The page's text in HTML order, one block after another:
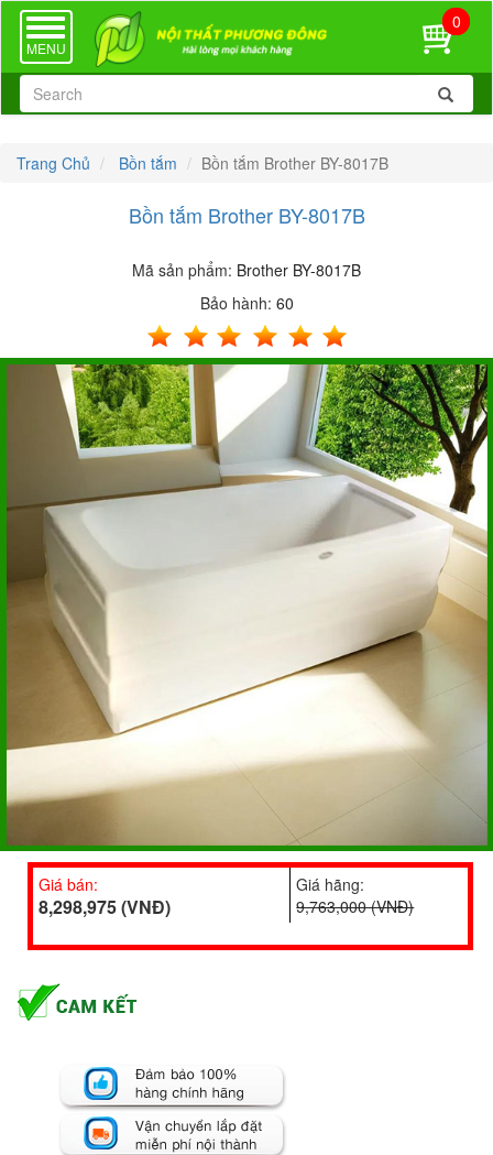
TOGGLE
NAVIGATION
MENU
0
Trang Chủ Bồn tắm Bồn tắm Brother BY-8017B
Bồn tắm Brother BY-8017B
Mã sản phẩm: Brother BY-8017B
Bảo hành: 60
Giá bán:
8,298,975 (VNĐ)
Giá hãng:
9,763,000 (VNĐ)